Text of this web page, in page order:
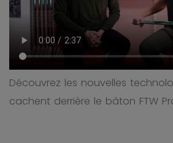
Découvrez les nouvelles
cachent derrière le bâton FTW